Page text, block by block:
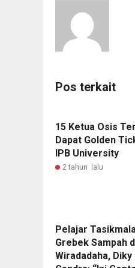
Pos terkait
15 Ketua Osis
Dapat Golden
IPB University
2 tahun lalu
Pelajar
Grebek Sampah
Wiradadaha, Diky